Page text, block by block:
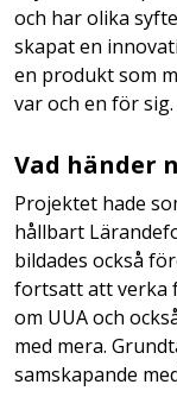
och har olika
skapat en
en produkt som
var och en för sig.
Vad händer
Projektet hade
hållbart
bildades också
fortsatt att verka
om UUA och
med mera.
samskapande